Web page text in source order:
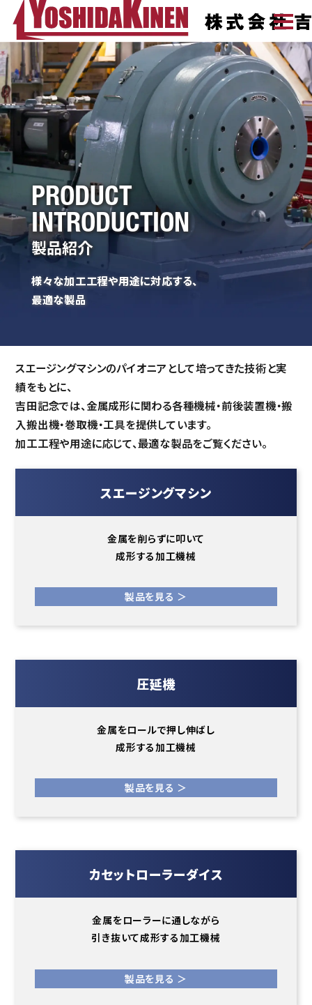
PRODUCT
INTRODUCTION
製品紹介
様々な加工工程や用途に対応する、
最適な製品
スエージングマシンのパイオニアとして培ってきた技術と実
績をもとに、
吉田記念では、金属成形に関わる各種機械・前後装置機・搬
入搬出機・巻取機・工具を提供しています。
加工工程や用途に応じて、最適な製品をご覧ください。
スエージングマシン
金属を削らずに叩いて
成形する加工機械
製品を見る ＞
圧延機
金属をロールで押し伸ばし
成形する加工機械
製品を見る ＞
カセットローラーダイス
金属をローラーに通しながら
引き抜いて成形する加工機械
製品を見る ＞